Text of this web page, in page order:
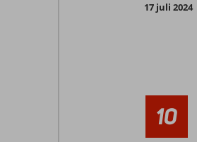
17 juli 2024
10